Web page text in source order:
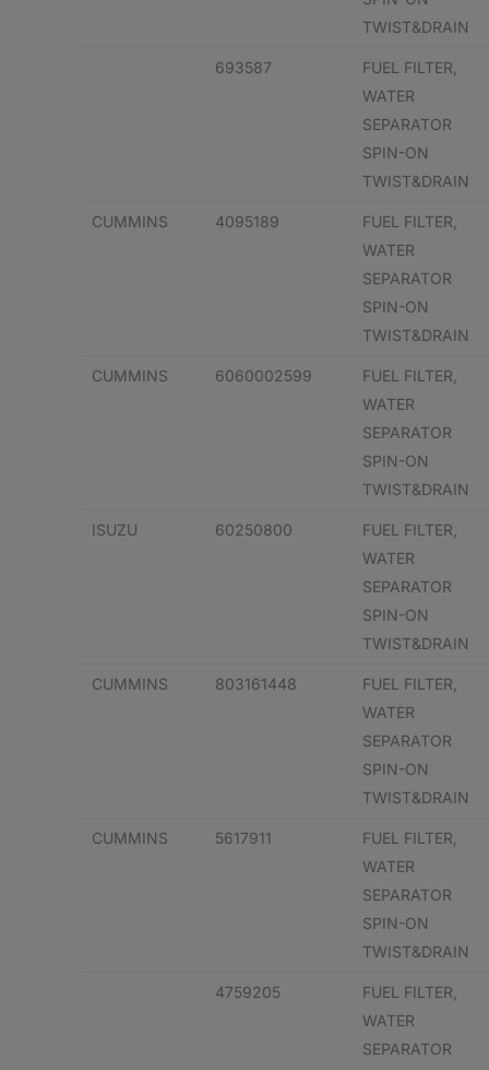
TWIST&DRAIN
693587
FUEL FILTER,
WATER
SEPARATOR
SPIN-ON
TWIST&DRAIN
CUMMINS 4095189
FUEL FILTER,
WATER
SEPARATOR
SPIN-ON
TWIST&DRAIN
CUMMINS 6060002599
FUEL FILTER,
WATER
SEPARATOR
SPIN-ON
TWIST&DRAIN
ISUZU 60250800
FUEL FILTER,
WATER
SEPARATOR
SPIN-ON
TWIST&DRAIN
CUMMINS 803161448
FUEL FILTER,
WATER
SEPARATOR
SPIN-ON
TWIST&DRAIN
CUMMINS 5617911
FUEL FILTER,
WATER
SEPARATOR
SPIN-ON
TWIST&DRAIN
4759205
FUEL FILTER,
WATER
SEPARATOR